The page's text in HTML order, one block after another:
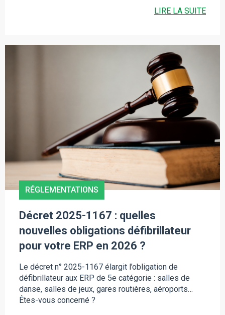
LIRE LA SUITE
RÉGLEMENTATIONS
Décret 2025-1167 : quelles
nouvelles obligations défibrillateur
pour votre ERP en 2026 ?
Le décret n° 2025-1167 élargit l’obligation de
défibrillateur aux ERP de 5e catégorie : salles de
danse, salles de jeux, gares routières, aéroports…
Êtes-vous concerné ?